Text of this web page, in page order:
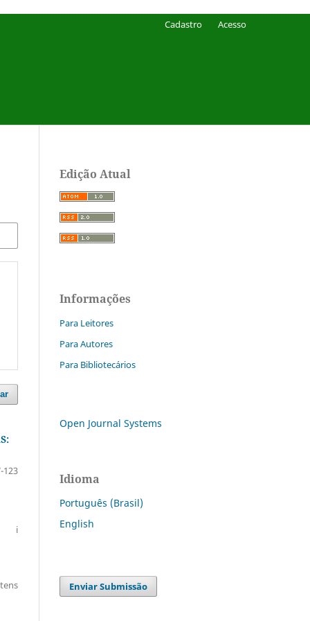
Cadastro Acesso
123
i
Edição Atual
Informações
Para Leitores
Para Autores
Para Bibliotecários
Open Journal Systems
Idioma
Português (Brasil)
English
Enviar Submissão